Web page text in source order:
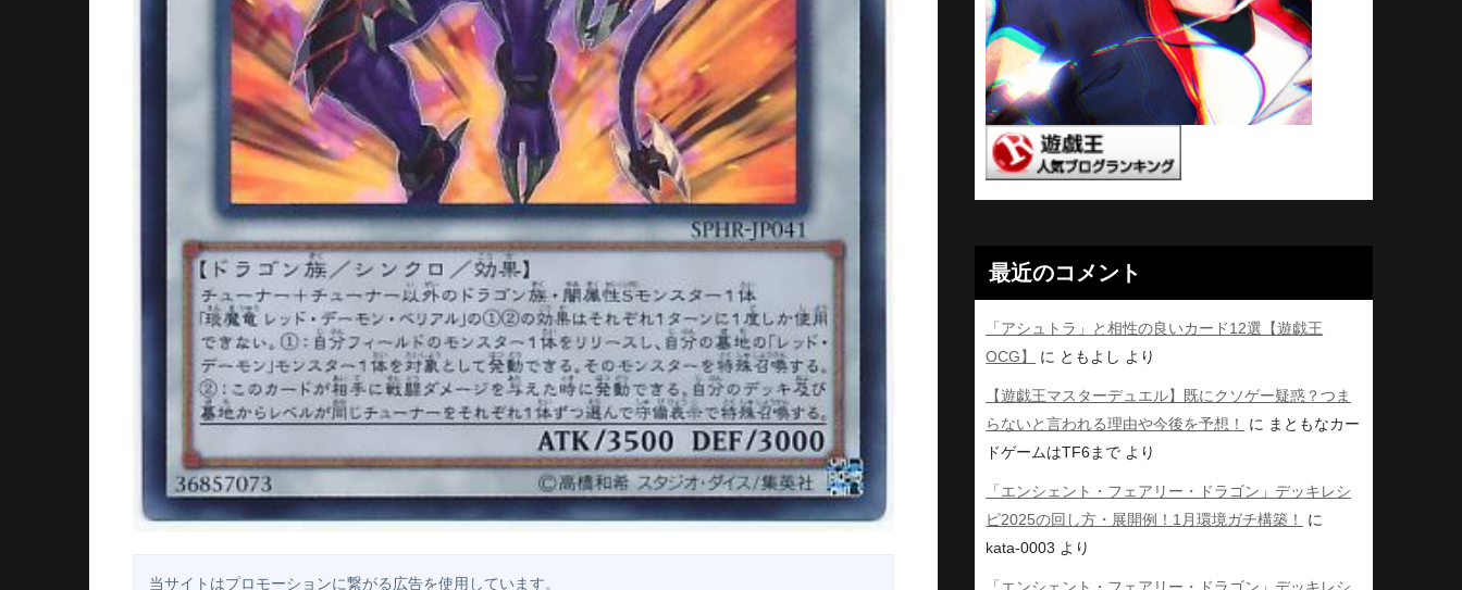
当サイトはプロモーションに繋がる広告を使用しています。
最近のコメント
「アシュトラ」と相性の良いカード12選【遊戯王
OCG】
に ともよし より
【遊戯王マスターデュエル】既にクソゲー疑惑？つま
らないと言われる理由や今後を予想！
に まともなカー
ドゲームはTF6まで より
「エンシェント・フェアリー・ドラゴン」デッキレシ
ピ2025の回し方・展開例！1月環境ガチ構築！
に
kata-0003 より